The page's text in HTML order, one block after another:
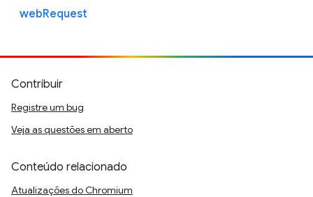
webRequest
Contribuir
Registre um bug
Veja as questões em aberto
Conteúdo relacionado
Atualizações do Chromium